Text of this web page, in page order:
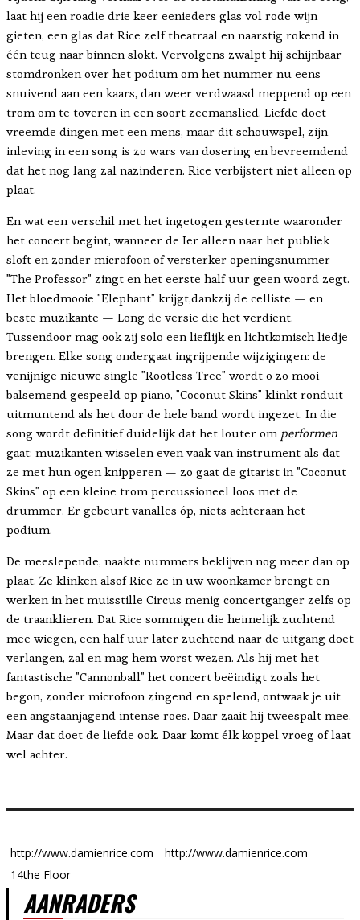
laat hij een roadie drie keer eenieders glas vol rode wijn
gieten, een glas dat Rice zelf theatraal en naarstig rokend in
één teug naar binnen slokt. Vervolgens zwalpt hij schijnbaar
stomdronken over het podium om het nummer nu eens
snuivend aan een kaars, dan weer verdwaasd meppend op een
trom om te toveren in een soort zeemanslied. Liefde doet
vreemde dingen met een mens, maar dit schouwspel, zijn
inleving in een song is zo wars van dosering en bevreemdend
dat het nog lang zal nazinderen. Rice verbijstert niet alleen op
plaat.
En wat een verschil met het ingetogen gesternte waaronder
het concert begint, wanneer de Ier alleen naar het publiek
sloft en zonder microfoon of versterker openingsnummer
"The Professor" zingt en het eerste half uur geen woord zegt.
Het bloedmooie "Elephant" krijgt,dankzij de celliste — en
beste muzikante — Long de versie die het verdient.
Tussendoor mag ook zij solo een lieflijk en lichtkomisch liedje
brengen. Elke song ondergaat ingrijpende wijzigingen: de
venijnige nieuwe single "Rootless Tree" wordt o zo mooi
balsemend gespeeld op piano, "Coconut Skins" klinkt ronduit
uitmuntend als het door de hele band wordt ingezet. In die
song wordt definitief duidelijk dat het louter om performen
gaat: muzikanten wisselen even vaak van instrument als dat
ze met hun ogen knipperen — zo gaat de gitarist in "Coconut
Skins" op een kleine trom percussioneel loos met de
drummer. Er gebeurt vanalles óp, niets achteraan het
podium.
De meeslepende, naakte nummers beklijven nog meer dan op
plaat. Ze klinken alsof Rice ze in uw woonkamer brengt en
werken in het muisstille Circus menig concertganger zelfs op
de traanklieren. Dat Rice sommigen die heimelijk zuchtend
mee wiegen, een half uur later zuchtend naar de uitgang doet
verlangen, zal en mag hem worst wezen. Als hij met het
fantastische "Cannonball" het concert beëindigt zoals het
begon, zonder microfoon zingend en spelend, ontwaak je uit
een angstaanjagend intense roes. Daar zaait hij tweespalt mee.
Maar dat doet de liefde ook. Daar komt élk koppel vroeg of laat
wel achter.
http://www.damienrice.com
http://www.damienrice.com
14the Floor
AANRADERS